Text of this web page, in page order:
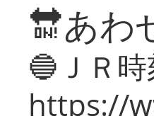
🔛あわ
🔵ＪＲ
https://